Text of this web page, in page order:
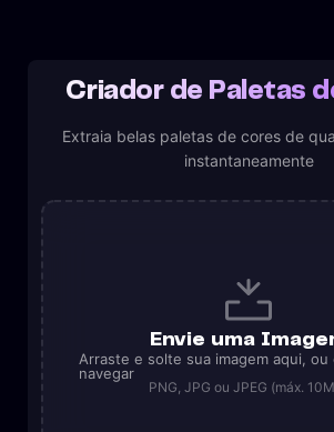
Criador de Paletas
Extraia belas paletas de cores de
instantaneamente
Envie uma
Arraste e solte sua imagem aqui, ou
navegar
PNG, JPG ou JPEG (máx.